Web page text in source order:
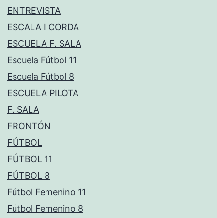
ENTREVISTA
ESCALA I CORDA
ESCUELA F. SALA
Escuela Fútbol 11
Escuela Fútbol 8
ESCUELA PILOTA
F. SALA
FRONTÓN
FÚTBOL
FÚTBOL 11
FÚTBOL 8
Fútbol Femenino 11
Fútbol Femenino 8